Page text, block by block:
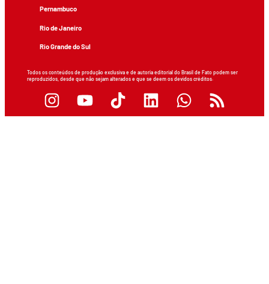
Pernambuco
Rio de Janeiro
Rio Grande do Sul
Todos os conteúdos de produção exclusiva e de autoria editorial do Brasil de Fato podem ser
reproduzidos, desde que não sejam alterados e que se deem os devidos créditos.